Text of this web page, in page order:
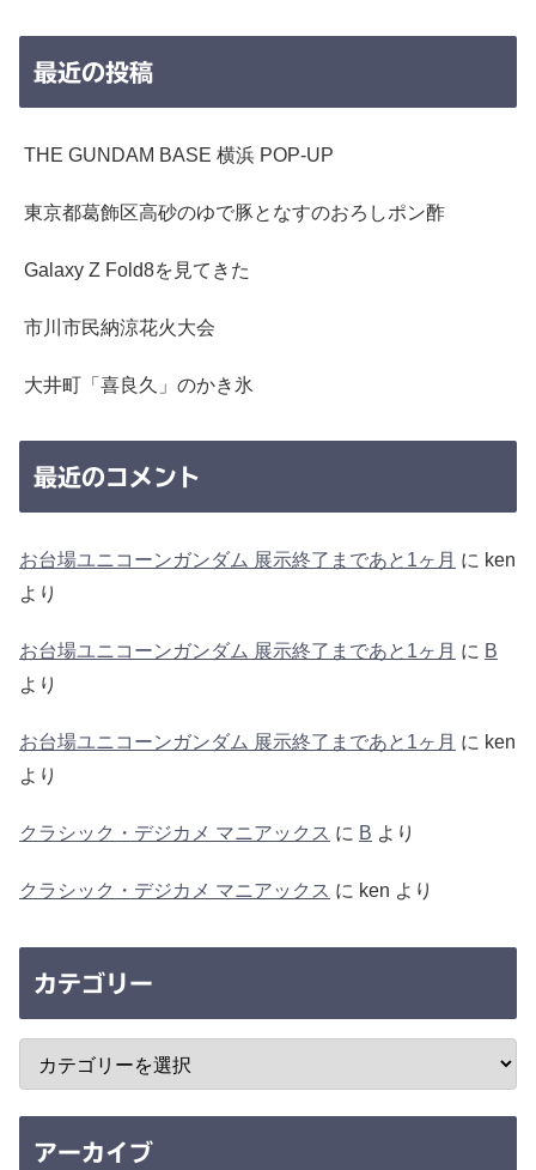
最近の投稿
THE GUNDAM BASE 横浜 POP-UP
東京都葛飾区高砂のゆで豚となすのおろしポン酢
Galaxy Z Fold8を見てきた
市川市民納涼花火大会
大井町「喜良久」のかき氷
最近のコメント
お台場ユニコーンガンダム 展示終了まであと1ヶ月 に ken
より
お台場ユニコーンガンダム 展示終了まであと1ヶ月 に B
より
お台場ユニコーンガンダム 展示終了まであと1ヶ月 に ken
より
クラシック・デジカメ マニアックス に B より
クラシック・デジカメ マニアックス に ken より
カテゴリー
アーカイブ